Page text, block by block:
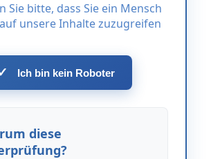
Sie bitte, dass Sie ein Mensch
unsere Inhalte zuzugreifen
Ich bin kein Roboter
diese